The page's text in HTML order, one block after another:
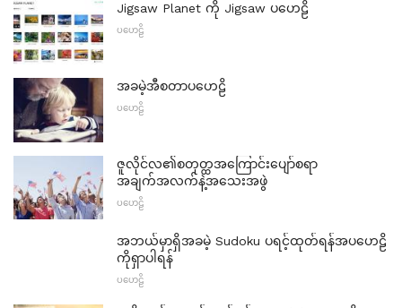
Jigsaw Planet ကို Jigsaw ပဟေဠိ
ပဟေဠိ
အခမဲ့အီစတာပဟေဠိ
ပဟေဠိ
ဇူလိုင်လ၏စတုတ္ထအကြောင်းပျော်စရာ
အချက်အလက်နဲ့အသေးအဖွဲ
ပဟေဠိ
အဘယ်မှာရှိအခမဲ့ Sudoku ပရင့်ထုတ်ရန်အပဟေဠိ
ကိုရှာပါရန်
ပဟေဠိ